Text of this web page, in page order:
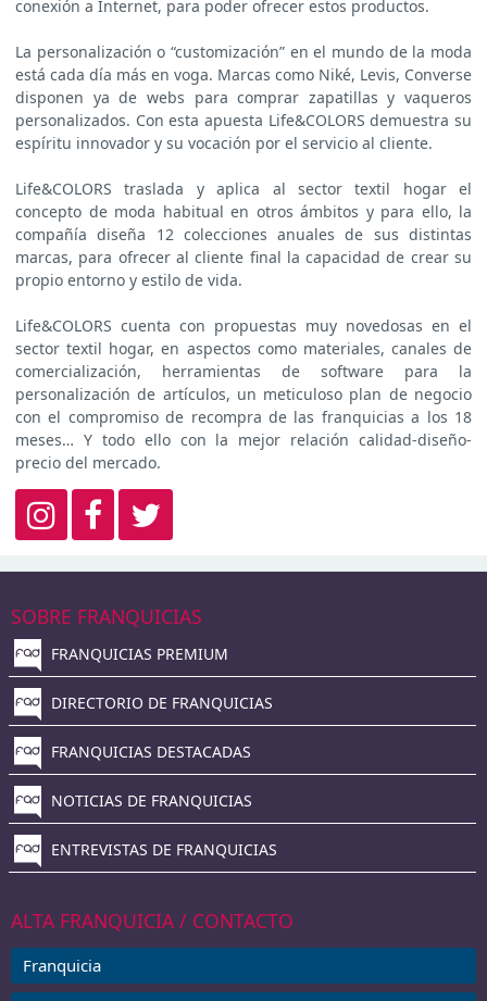
conexión a Internet, para poder ofrecer estos productos.
La personalización o “customización” en el mundo de la moda
está cada día más en voga. Marcas como Niké, Levis, Converse
disponen ya de webs para comprar zapatillas y vaqueros
personalizados. Con esta apuesta Life&COLORS demuestra su
espíritu innovador y su vocación por el servicio al cliente.
Life&COLORS traslada y aplica al sector textil hogar el
concepto de moda habitual en otros ámbitos y para ello, la
compañía diseña 12 colecciones anuales de sus distintas
marcas, para ofrecer al cliente final la capacidad de crear su
propio entorno y estilo de vida.
Life&COLORS cuenta con propuestas muy novedosas en el
sector textil hogar, en aspectos como materiales, canales de
comercialización, herramientas de software para la
personalización de artículos, un meticuloso plan de negocio
con el compromiso de recompra de las franquicias a los 18
meses… Y todo ello con la mejor relación calidad-diseño-
precio del mercado.
SOBRE FRANQUICIAS
FRANQUICIAS PREMIUM
DIRECTORIO DE FRANQUICIAS
FRANQUICIAS DESTACADAS
NOTICIAS DE FRANQUICIAS
ENTREVISTAS DE FRANQUICIAS
ALTA FRANQUICIA / CONTACTO